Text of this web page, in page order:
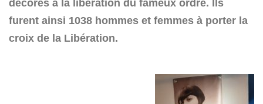
décorés à la libération du fameux ordre. Ils
furent ainsi 1038 hommes et femmes à porter la
croix de la Libération.